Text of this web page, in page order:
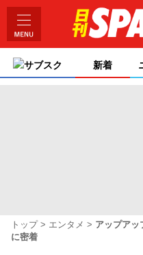
サブスク 新着
トップ エンタメ
アップアッ
に密着